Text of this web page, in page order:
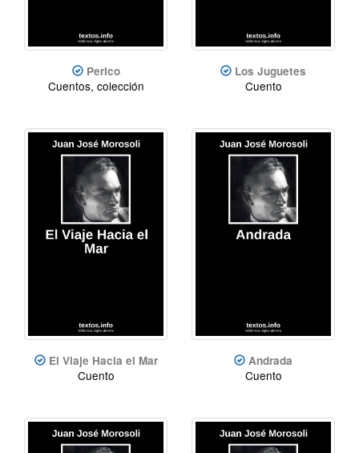
Perico
Cuentos, colección
Los Juguetes
Cuento
El Viaje Hacia el Mar
Cuento
Andrada
Cuento